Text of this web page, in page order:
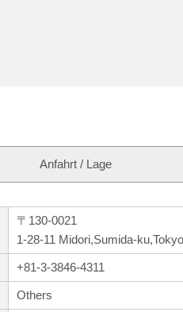
Anfahrt / Lage
〒130-0021
1-28-11 Midori,Sumida-ku,Tokyo
+81-3-3846-4311
Others